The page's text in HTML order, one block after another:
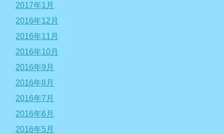
2017年1月
2016年12月
2016年11月
2016年10月
2016年9月
2016年8月
2016年7月
2016年6月
2016年5月